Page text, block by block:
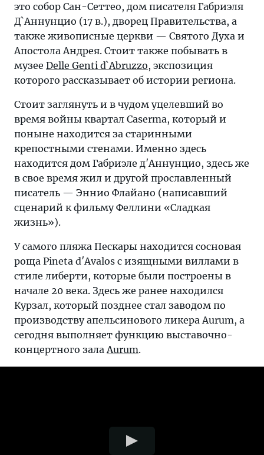
это собор Сан-Сеттео, дом писателя Габриэля
Д`Аннунцио (17 в.), дворец Правительства, а
также живописные церкви — Святого Духа и
Апостола Андрея. Стоит также побывать в
музее Delle Genti d`Abruzzo, экспозиция
которого рассказывает об истории региона.
Стоит заглянуть и в чудом уцелевший во
время войны квартал Caserma, который и
поныне находится за старинными
крепостными стенами. Именно здесь
находится дом Габриэле д′Аннунцио, здесь же
в свое время жил и другой прославленный
писатель — Эннио Флайано (написавший
сценарий к фильму Феллини «Сладкая
жизнь»).
У самого пляжа Пескары находится сосновая
роща Pineta d′Avalos с изящными виллами в
стиле либерти, которые были построены в
начале 20 века. Здесь же ранее находился
Курзал, который позднее стал заводом по
производству апельсинового ликера Aurum, а
сегодня выполняет функцию выставочно-
концертного залаAurum.